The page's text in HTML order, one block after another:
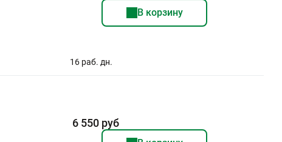
В корзину
16 раб. дн.
6 550 руб